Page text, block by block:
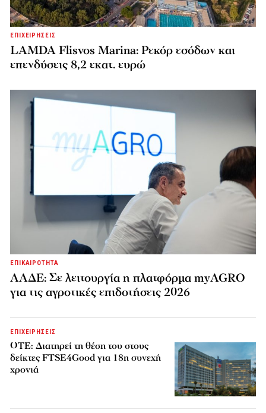
ΕΠΙΧΕΙΡΗΣΕΙΣ
LAMDA Flisvos Marina: Ρεκόρ εσόδων και
επενδύσεις 8,2 εκατ. ευρώ
ΕΠΙΚΑΙΡΟΤΗΤΑ
ΑΑΔΕ: Σε λειτουργία η πλατφόρμα myAGRO
για τις αγροτικές επιδοτήσεις 2026
ΕΠΙΧΕΙΡΗΣΕΙΣ
ΟΤΕ: Διατηρεί τη θέση του στους
δείκτες FTSE4Good για 18η συνεχή
χρονιά